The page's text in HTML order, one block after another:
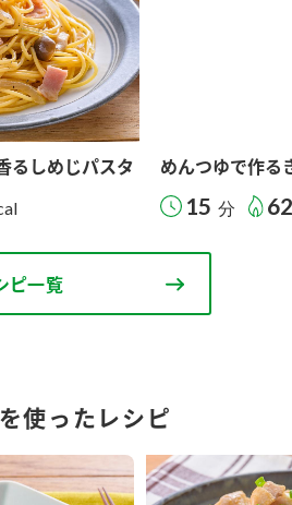
るしめじパスタ めんつゆで作る
15 分
ピ一覧
使ったレシピ